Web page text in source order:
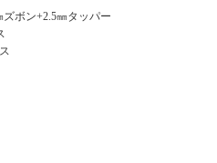
ボン+2.5㎜タッパー